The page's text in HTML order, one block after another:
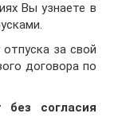
Вы узнаете в
за свой
договора по
согласия